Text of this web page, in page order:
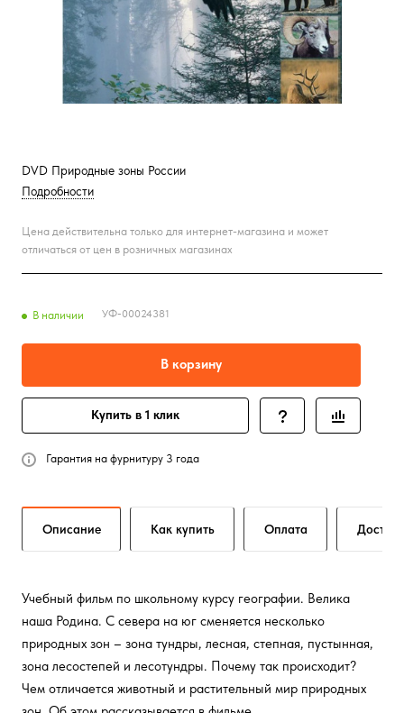
DVD Природные зоны России
Подробности
Цена действительна только для интернет-магазина и может
отличаться от цен в розничных магазинах
В наличии УФ-00024381
В корзину
Купить в 1 клик
Гарантия на фурнитуру 3 года
Описание Как купить Оплата
Учебный фильм по школьному курсу географии. Велика
наша Родина. С севера на юг сменяется несколько
природных зон – зона тундры, лесная, степная, пустынная,
зона лесостепей и лесотундры. Почему так происходит?
Чем отличается животный и растительный мир природных